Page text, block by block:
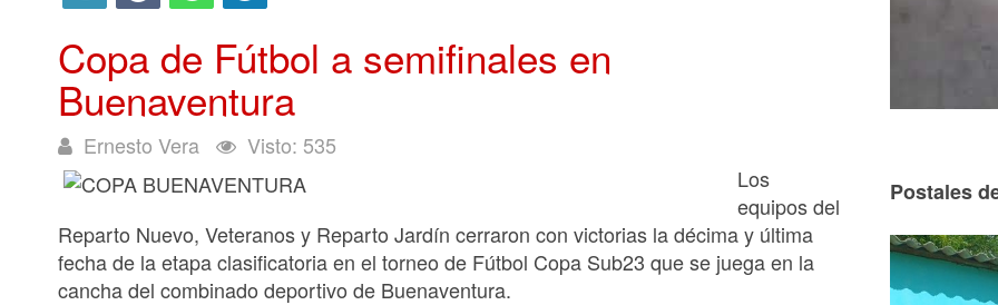
Copa de Fútbol a semifinales en
Buenaventura
Ernesto Vera
Visto: 535
Los
equipos del
Reparto Nuevo, Veteranos y Reparto Jardín cerraron con victorias la décima y última
fecha de la etapa clasificatoria en el torneo de Fútbol Copa Sub23 que se juega en la
cancha del combinado deportivo de Buenaventura.
Postales